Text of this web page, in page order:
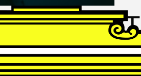
SCHUBERT
Schwanengesang